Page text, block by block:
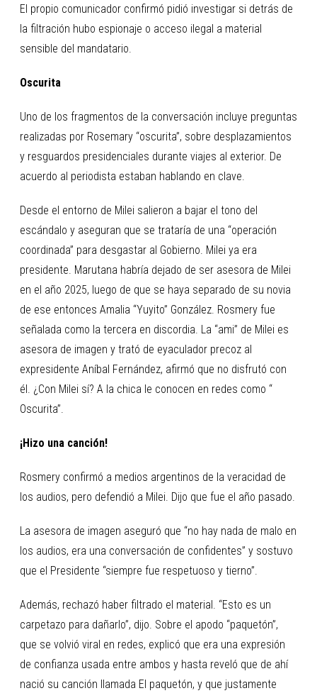
El propio comunicador confirmó pidió investigar si detrás de
la filtración hubo espionaje o acceso ilegal a material
sensible del mandatario.
Oscurita
Uno de los fragmentos de la conversación incluye preguntas
realizadas por Rosemary “oscurita”, sobre desplazamientos
y resguardos presidenciales durante viajes al exterior. De
acuerdo al periodista estaban hablando en clave.
Desde el entorno de Milei salieron a bajar el tono del
escándalo y aseguran que se trataría de una “operación
coordinada” para desgastar al Gobierno. Milei ya era
presidente. Marutana habría dejado de ser asesora de Milei
en el año 2025, luego de que se haya separado de su novia
de ese entonces Amalia “Yuyito” González. Rosmery fue
señalada como la tercera en discordia. La “ami” de Milei es
asesora de imagen y trató de eyaculador precoz al
expresidente Aníbal Fernández, afirmó que no disfrutó con
él. ¿Con Milei sí? A la chica le conocen en redes como “
Oscurita”.
¡Hizo una canción!
Rosmery confirmó a medios argentinos de la veracidad de
los audios, pero defendió a Milei. Dijo que fue el año pasado.
La asesora de imagen aseguró que “no hay nada de malo en
los audios, era una conversación de confidentes” y sostuvo
que el Presidente “siempre fue respetuoso y tierno”.
Además, rechazó haber filtrado el material. “Esto es un
carpetazo para dañarlo”, dijo. Sobre el apodo “paquetón”,
que se volvió viral en redes, explicó que era una expresión
de confianza usada entre ambos y hasta reveló que de ahí
nació su canción llamada El paquetón, y que justamente